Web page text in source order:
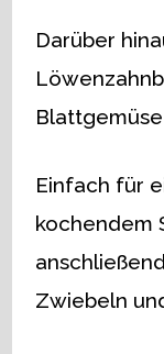
Darüber
Einfach für
kochendem
Zwiebeln